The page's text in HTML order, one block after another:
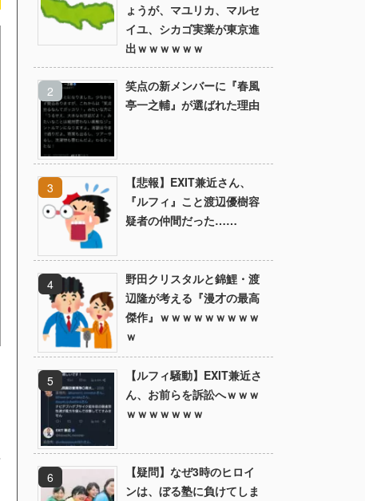
ょうが、マユリカ、マルセ
イユ、シカゴ実業が東京進
出ｗｗｗｗｗｗ
笑点の新メンバーに『春風
亭一之輔』が選ばれた理由
【悲報】EXIT兼近さん、
『ルフィ』こと渡辺優樹容
疑者の仲間だった……
野田クリスタルと錦鯉・渡
辺隆が考える『漫才の最高
傑作』ｗｗｗｗｗｗｗｗｗ
ｗ
【ルフィ騒動】EXIT兼近さ
ん、お前らを訴訟へｗｗｗ
ｗｗｗｗｗｗｗ
【疑問】なぜ3時のヒロイ
ンは、ぼる塾に負けてしま